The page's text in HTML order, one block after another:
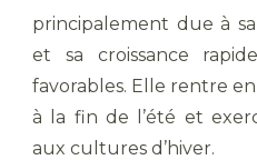
principalement due à
et sa croissance
favorables. Elle rentre
à la fin de l’été et
aux cultures d’hiver.